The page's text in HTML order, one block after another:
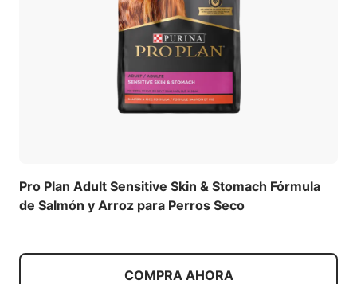
Pro Plan Adult Sensitive Skin & Stomach Fórmula
de Salmón y Arroz para Perros Seco
COMPRA AHORA